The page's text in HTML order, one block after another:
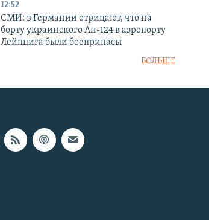
12:52
СМИ: в Германии отрицают, что на
борту украинского Ан-124 в аэропорту
Лейпцига были боеприпасы
БОЛЬШЕ